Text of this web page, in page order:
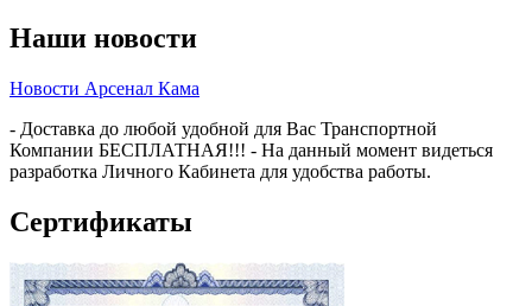
Наши новости
Новости Арсенал Кама
- Доставка до любой удобной для Вас Транспортной
Компании БЕСПЛАТНАЯ!!! - На данный момент видеться
разработка Личного Кабинета для удобства работы.
Сертификаты